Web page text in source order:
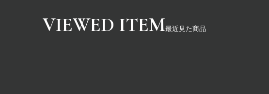
最近見た商品